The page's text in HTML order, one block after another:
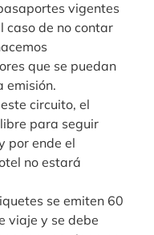
vigentes
caso de no contar
que se puedan
emisión.
circuito, el
para seguir
por ende el
no estará
se emiten 60
viaje y se debe